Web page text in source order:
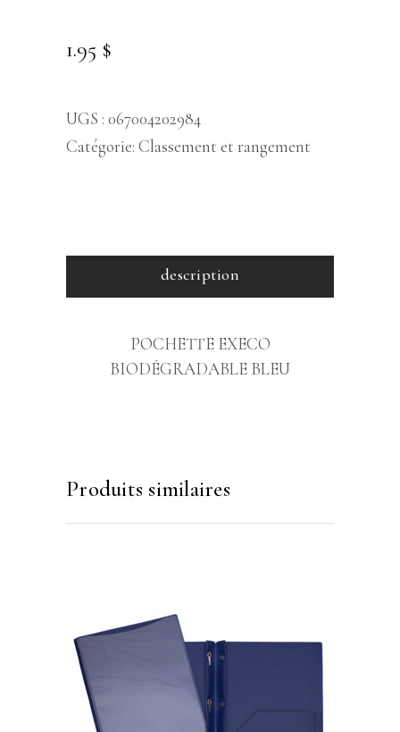
1.95 $
UGS : 067004202984
Catégorie: Classement et rangement
description
POCHETTE EXECO
BIODÉGRADABLE BLEU
Produits similaires